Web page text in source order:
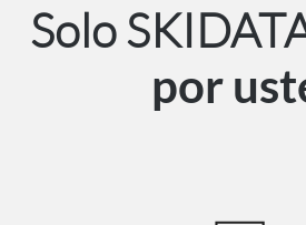
Solo
por